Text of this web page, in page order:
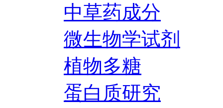
中草药成分
微生物学试剂
植物多糖
蛋白质研究